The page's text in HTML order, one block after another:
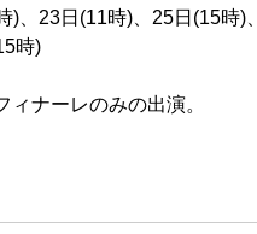
、23日(11時)、25日(15時)、
時)
ナーレのみの出演。